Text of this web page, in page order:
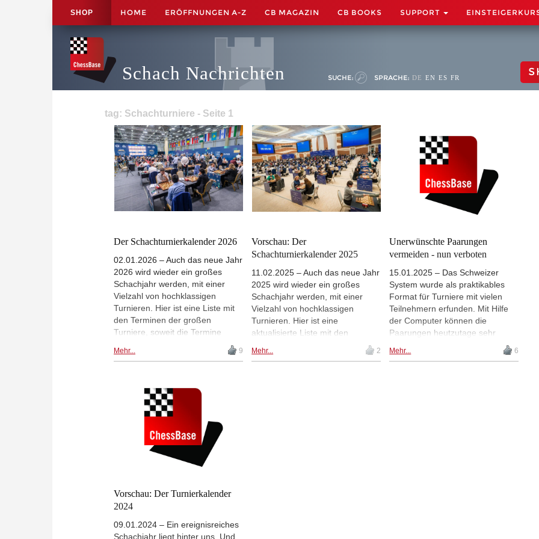
SHOP HOME ERÖFFNUNGEN A-Z CB MAGAZIN CB BOOKS SUPPORT
Schach Nachrichten SUCHE: SPRACHE: DE EN ES FR
tag: Schachturniere - Seite 1
Der Schachturnierkalender 2026
02.01.2026 – Auch das neue Jahr
2026 wird wieder ein großes
Schachjahr werden, mit einer
Vielzahl von hochklassigen
Turnieren. Hier ist eine Liste mit
den Terminen der großen
Turniere, soweit die Termine
schon feststehen. Die Liste wird
fortlaufend aktualisiert, wenn sich
Mehr... 9
Vorschau: Der
Schachturnierkalender 2025
11.02.2025 – Auch das neue Jahr
2025 wird wieder ein großes
Schachjahr werden, mit einer
Vielzahl von hochklassigen
Turnieren. Hier ist eine
aktualisierte Liste mit den
Terminen der großen Turniere,
soweit die Termine schon
Mehr... 2
Unerwünschte Paarungen
vermeiden - nun verboten
15.01.2025 – Das Schweizer
System wurde als praktikables
Format für Turniere mit vielen
Teilnehmern erfunden. Mit Hilfe
der Computer können die
Paarungen heutzutage sehr
ausgelost werden. Allerdings
Mehr... 6
Vorschau: Der Turnierkalender
2024
09.01.2024 – Ein ereignisreiches
Schachjahr liegt hinter uns. Und